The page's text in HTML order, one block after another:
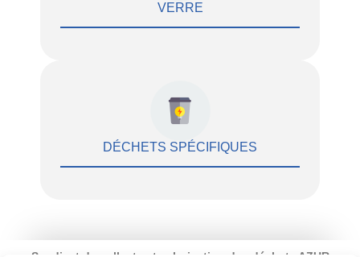
VERRE
DÉCHETS SPÉCIFIQUES